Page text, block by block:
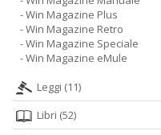
- Win Magazine Plus
- Win Magazine Retro
- Win Magazine Speciale
- Win Magazine eMule
Leggi (11)
Libri (52)